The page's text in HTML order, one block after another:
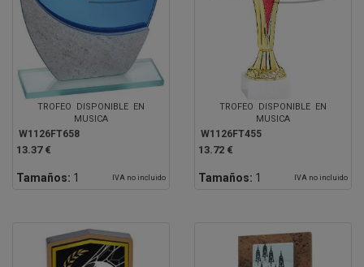
TROFEO DISPONIBLE EN
MUSICA
W1126FT658
13.37 €
Tamaños: 1 IVA no incluido
TROFEO DISPONIBLE EN
MUSICA
W1126FT455
13.72 €
Tamaños: 1 IVA no incluido